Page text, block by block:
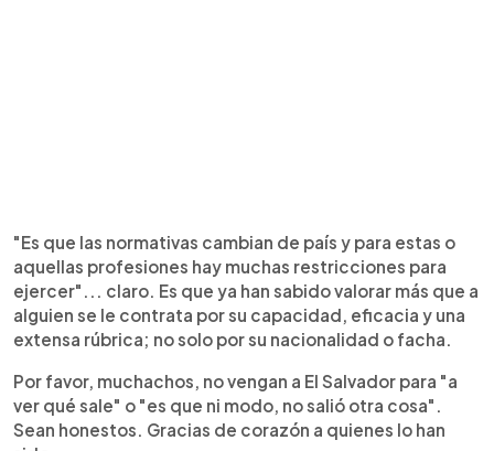
"Es que las normativas cambian de país y para estas o
aquellas profesiones hay muchas restricciones para
ejercer"... claro. Es que ya han sabido valorar más que a
alguien se le contrata por su capacidad, eficacia y una
extensa rúbrica; no solo por su nacionalidad o facha.
Por favor, muchachos, no vengan a El Salvador para "a
ver qué sale" o "es que ni modo, no salió otra cosa".
Sean honestos. Gracias de corazón a quienes lo han